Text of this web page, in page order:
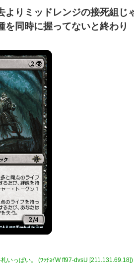
よりミッドレンジの接死組じ
を同時に握ってないと終わり
いっぱい。 (ﾜｯﾁｮｲW ff97-dvsU [211.131.69.18])